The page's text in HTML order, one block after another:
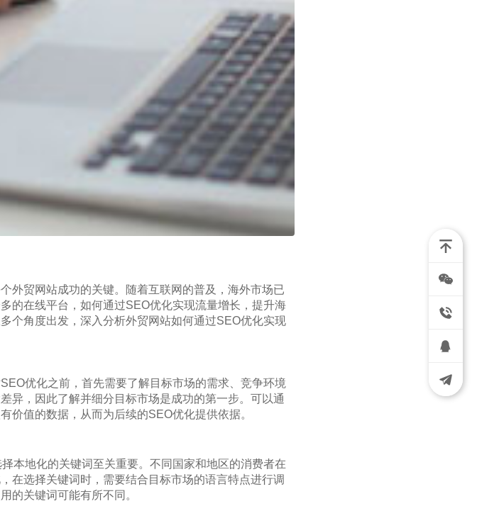
外贸网站成功的关键。随着互联网的普及，海外市场已
的在线平台，如何通过SEO优化实现流量增长，提升海
个角度出发，深入分析外贸网站如何通过SEO优化实现
优化之前，首先需要了解目标市场的需求、竞争环境
异，因此了解并细分目标市场是成功的第一步。可以通
价值的数据，从而为后续的SEO优化提供依据。
本地化的关键词至关重要。不同国家和地区的消费者在
在选择关键词时，需要结合目标市场的语言特点进行调
的关键词可能有所不同。